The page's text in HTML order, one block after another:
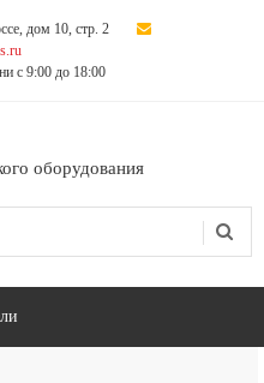
дом 10, стр. 2
с 9:00 до 18:00
оборудования